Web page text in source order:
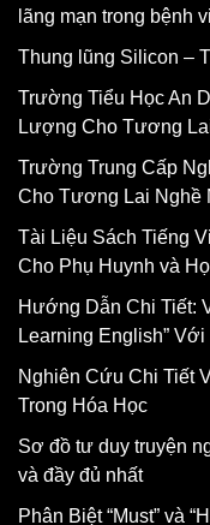
lãng mạn trong bệnh
Thung lũng Silicon –
Trường Tiểu Học An
Lượng Cho Tương
Trường Trung Cấp
Cho Tương Lai Nghề
Tài Liệu Sách Tiếng
Cho Phụ Huynh và
Hướng Dẫn Chi Tiết:
Learning English”
Nghiên Cứu Chi Tiết
Trong Hóa Học
Sơ đồ tư duy truyện
và đầy đủ nhất
Phân Biệt “Must” và